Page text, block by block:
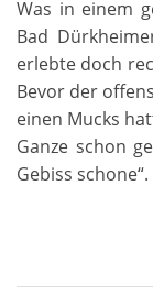
Was in einem
Bad
erlebte doch
Bevor der
einen Mucks
Ganze schon
Gebiss schone“.